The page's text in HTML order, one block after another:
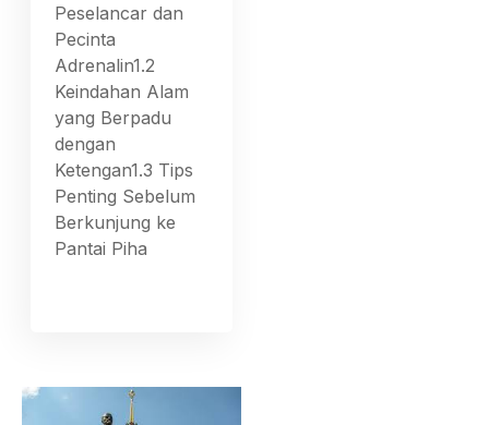
Peselancar dan
Pecinta
Adrenalin1.2
Keindahan Alam
yang Berpadu
dengan
Ketengan1.3 Tips
Penting Sebelum
Berkunjung ke
Pantai Piha